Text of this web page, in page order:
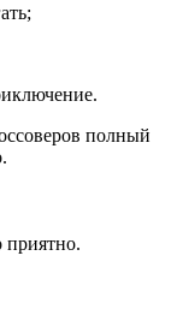
полный
приятно.